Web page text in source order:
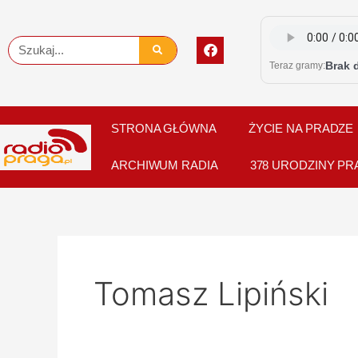
content
Szukaj
F
a
c
o
o
k
Teraz gramy:Brak
STRONA GŁÓWNA ŻYCIE NA PRADZE
ARCHIWUM RADIA 378 URODZINY
Tomasz Lipiński